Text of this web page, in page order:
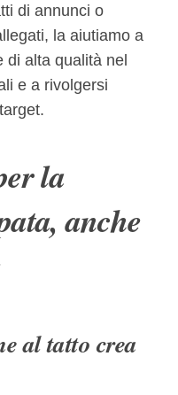
di annunci o
la aiutiamo a
di alta qualità nel
e a rivolgersi
la
anche
al tatto crea